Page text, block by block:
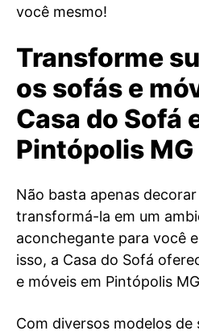
você mesmo!
Transforme
os sofás e
Casa do Sofá
Pintópolis MG
Não basta apenas
transformá-la em um
aconchegante para você
isso, a Casa do Sofá
e móveis em Pintópolis
Com diversos modelos